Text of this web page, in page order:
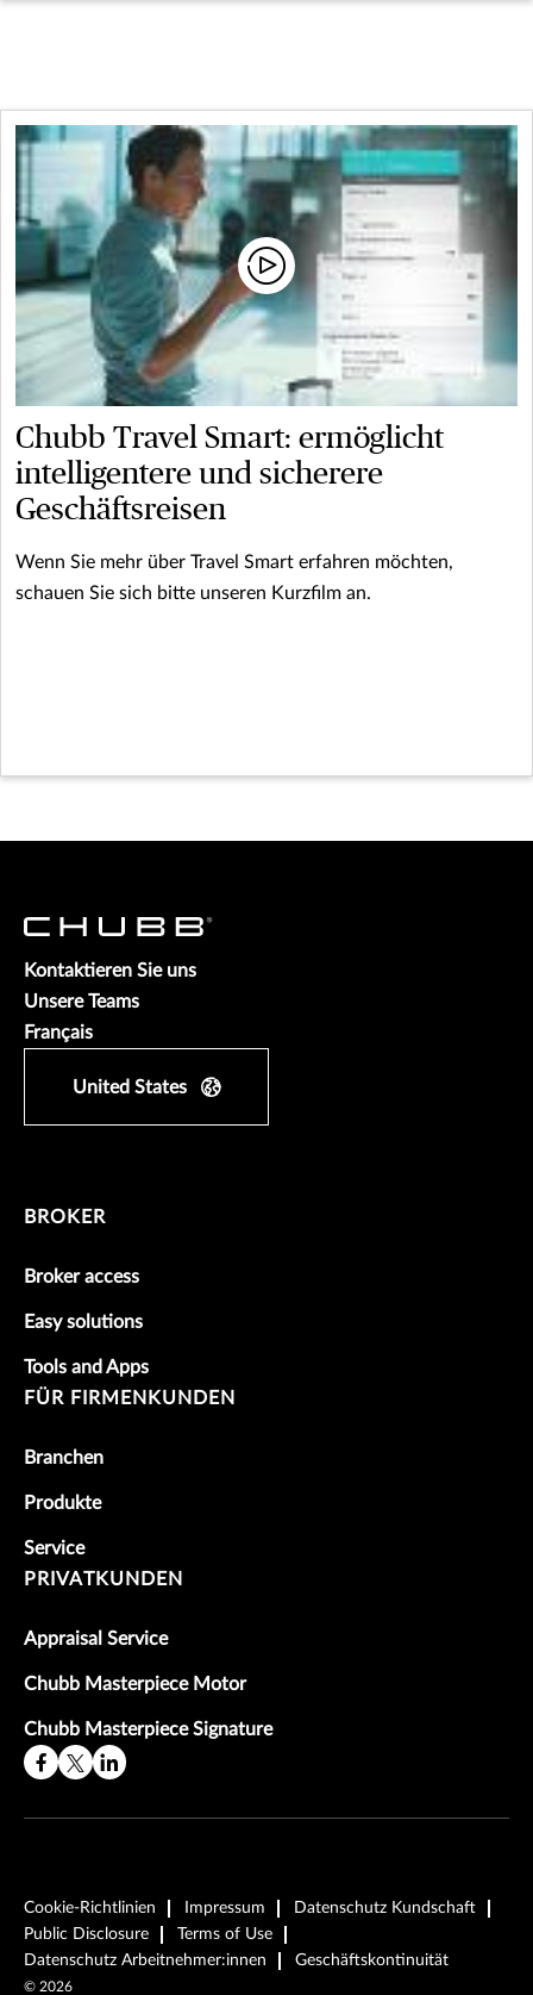
Chubb Travel Smart: ermöglicht
intelligentere und sicherere
Geschäftsreisen
Wenn Sie mehr über Travel Smart erfahren möchten,
schauen Sie sich bitte unseren Kurzfilm an.
Kontaktieren Sie uns
Unsere Teams
Français
United States
BROKER
Broker access
Easy solutions
Tools and Apps
FÜR FIRMENKUNDEN
Branchen
Produkte
Service
PRIVATKUNDEN
Appraisal Service
Chubb Masterpiece Motor
Chubb Masterpiece Signature
Cookie-Richtlinien Impressum
Datenschutz Kundschaft
Public Disclosure
Terms of Use
Datenschutz Arbeitnehmer:innen
Geschäftskontinuität
© 2026